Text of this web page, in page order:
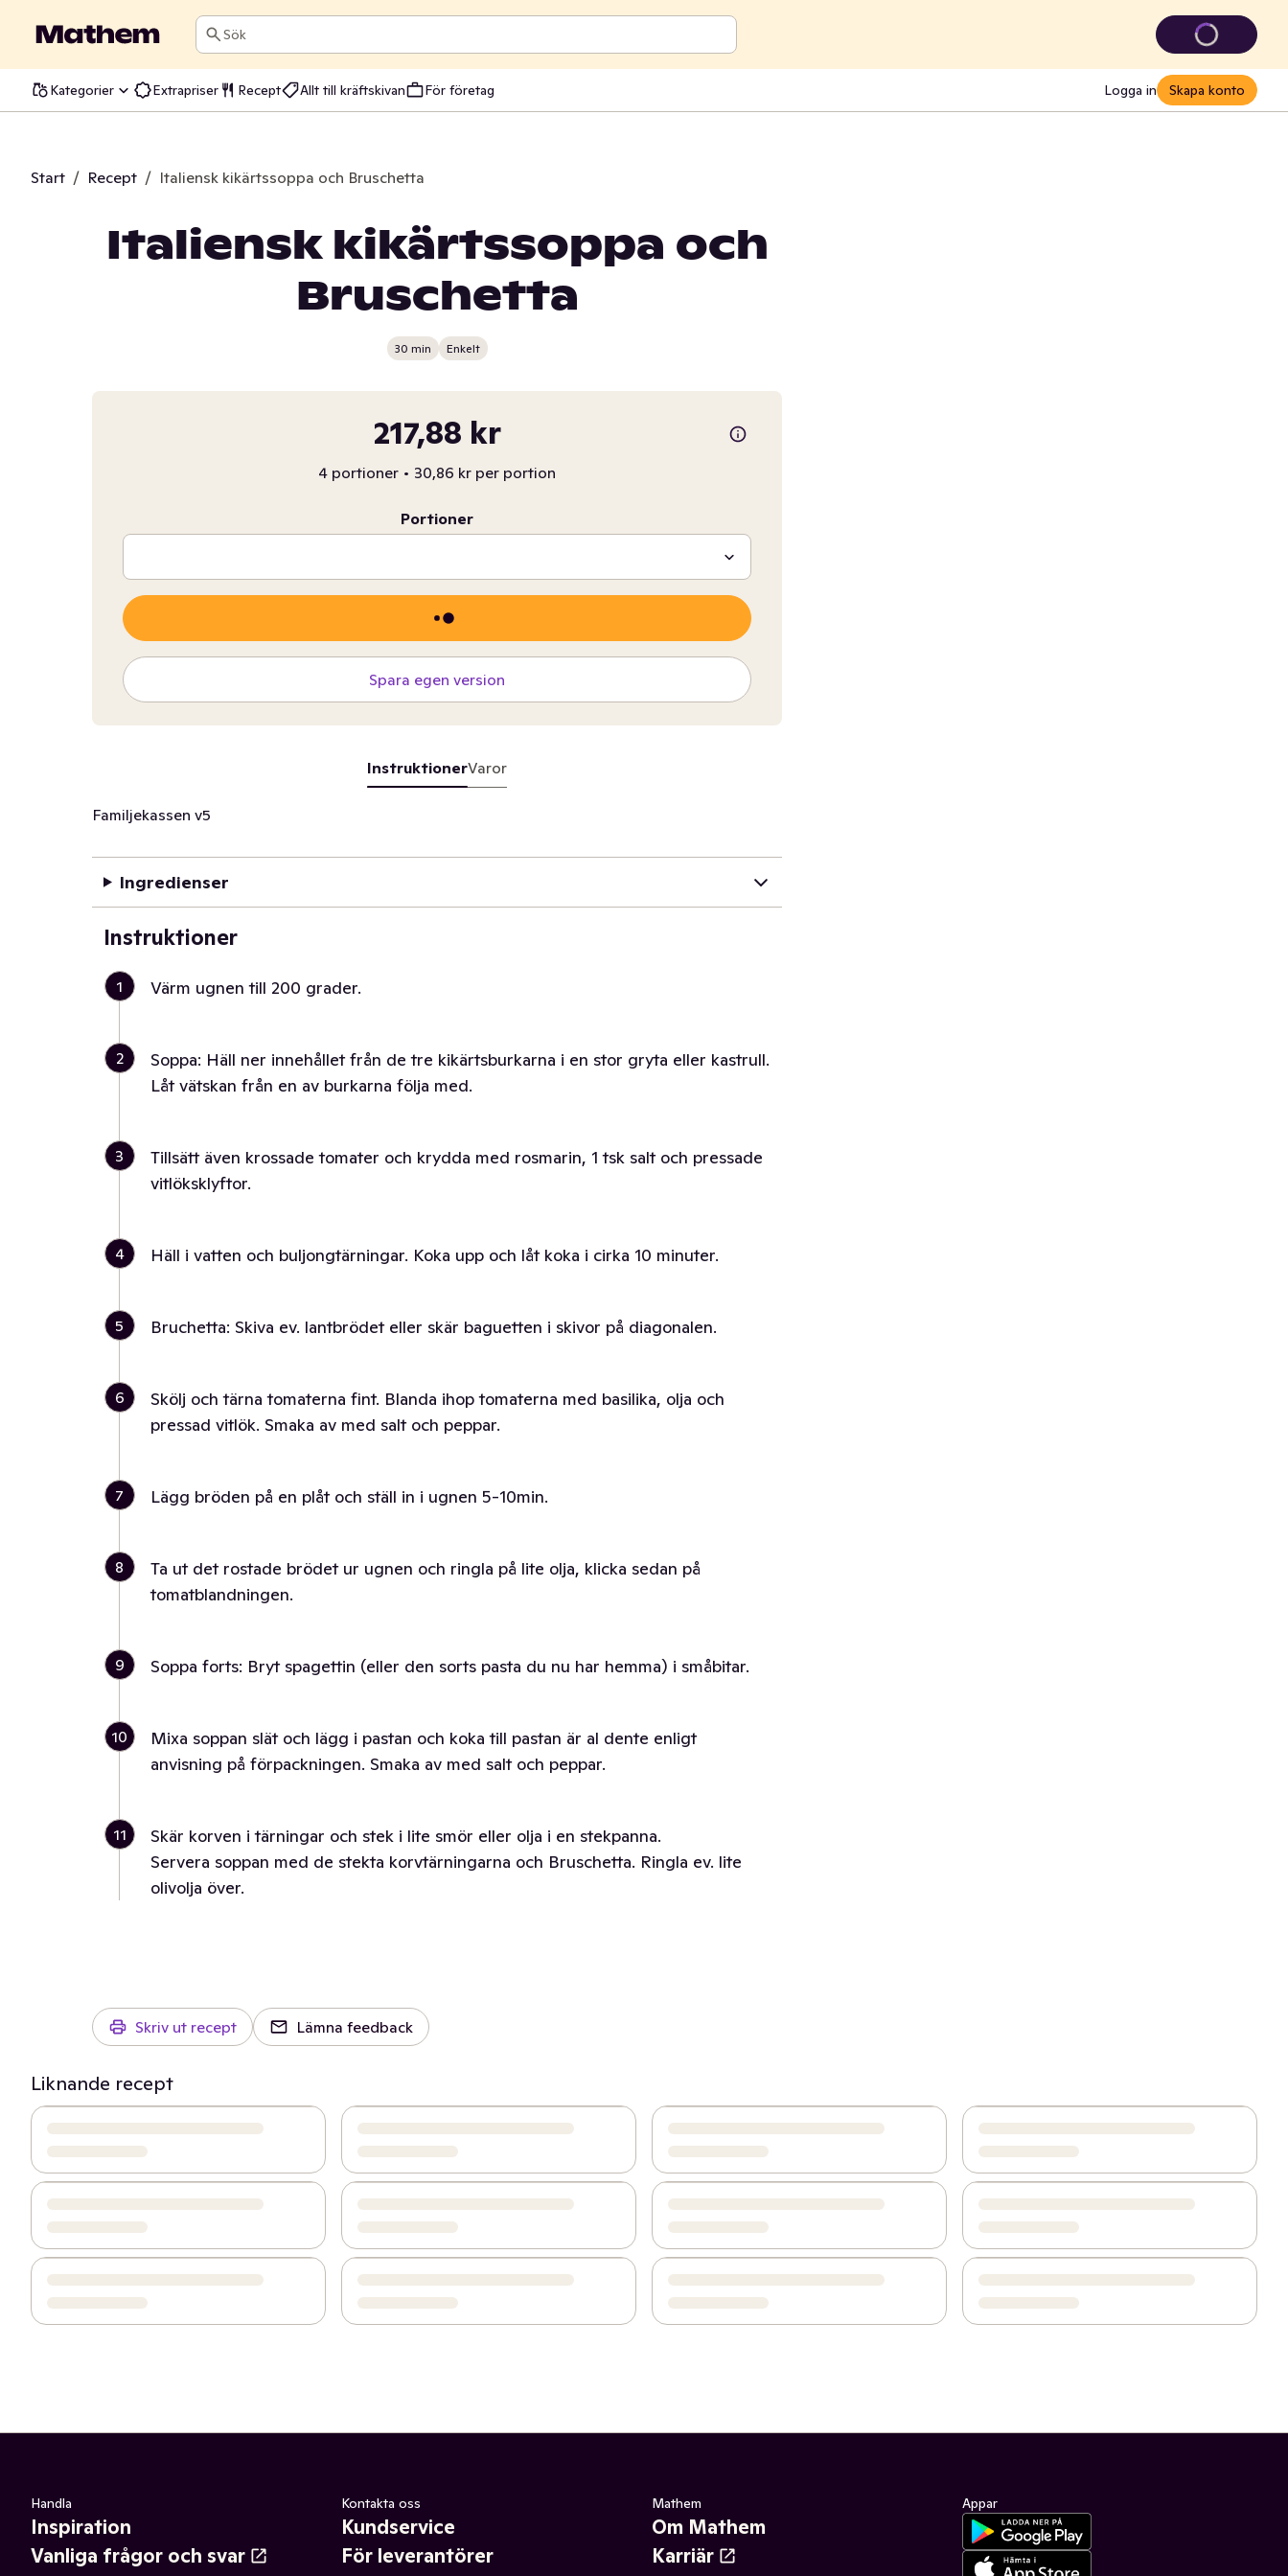
Sök
Kategorier Extrapriser Recept Allt till kräftskivan För företag Logga in Skapa konto
Start / Recept / Italiensk kikärtssoppa och Bruschetta
Italiensk kikärtssoppa och
Bruschetta
30 min Enkelt
217,88 kr
4 portioner • 30,86 kr per portion
Portioner
Spara egen version
InstruktionerVaror
Familjekassen v5
Ingredienser
Instruktioner
1 Värm ugnen till 200 grader.
2
Soppa: Häll ner innehållet från de tre kikärtsburkarna i en stor gryta eller kastrull.
Låt vätskan från en av burkarna följa med.
3
Tillsätt även krossade tomater och krydda med rosmarin, 1 tsk salt och pressade
vitlöksklyftor.
4 Häll i vatten och buljongtärningar. Koka upp och låt koka i cirka 10 minuter.
5 Bruchetta: Skiva ev. lantbrödet eller skär baguetten i skivor på diagonalen.
6
Skölj och tärna tomaterna fint. Blanda ihop tomaterna med basilika, olja och
pressad vitlök. Smaka av med salt och peppar.
7 Lägg bröden på en plåt och ställ in i ugnen 5-10min.
8
Ta ut det rostade brödet ur ugnen och ringla på lite olja, klicka sedan på
tomatblandningen.
9 Soppa forts: Bryt spagettin (eller den sorts pasta du nu har hemma) i småbitar.
10
Mixa soppan slät och lägg i pastan och koka till pastan är al dente enligt
anvisning på förpackningen. Smaka av med salt och peppar.
11
Skär korven i tärningar och stek i lite smör eller olja i en stekpanna.
Servera soppan med de stekta korvtärningarna och Bruschetta. Ringla ev. lite
olivolja över.
Skriv ut recept Lämna feedback
Liknande recept
Handla
Inspiration
Vanliga frågor och svar
Kontakta oss
Kundservice
För leverantörer
Mathem
Om Mathem
Karriär
Appar